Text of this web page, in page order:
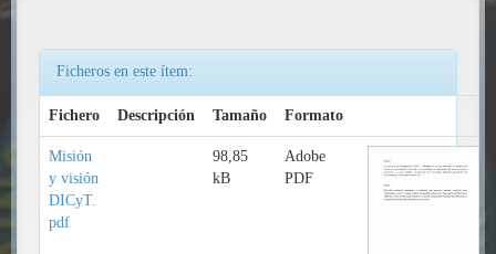
Ficheros en este ítem:
Fichero Descripción Tamaño Formato
Misión
y visión
DICyT.
pdf
98,85
kB
Adobe
PDF